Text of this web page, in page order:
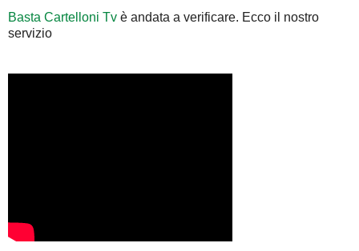
Basta Cartelloni Tv è andata a verificare. Ecco il nostro
servizio